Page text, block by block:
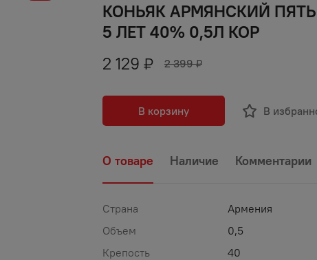
КОНЬЯК АРМЯНСКИЙ
5 ЛЕТ 40% 0,5Л КОР
2 129 ₽ 2 399 ₽
В корзину В
О товаре Наличие Комментарии
Страна
Армения
Объем
0,5
Крепость
40